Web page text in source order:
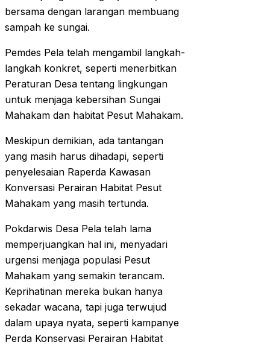
bersama dengan larangan membuang
sampah ke sungai.
Pemdes Pela telah mengambil langkah-
langkah konkret, seperti menerbitkan
Peraturan Desa tentang lingkungan
untuk menjaga kebersihan Sungai
Mahakam dan habitat Pesut Mahakam.
Meskipun demikian, ada tantangan
yang masih harus dihadapi, seperti
penyelesaian Raperda Kawasan
Konversasi Perairan Habitat Pesut
Mahakam yang masih tertunda.
Pokdarwis Desa Pela telah lama
memperjuangkan hal ini, menyadari
urgensi menjaga populasi Pesut
Mahakam yang semakin terancam.
Keprihatinan mereka bukan hanya
sekadar wacana, tapi juga terwujud
dalam upaya nyata, seperti kampanye
Perda Konservasi Perairan Habitat